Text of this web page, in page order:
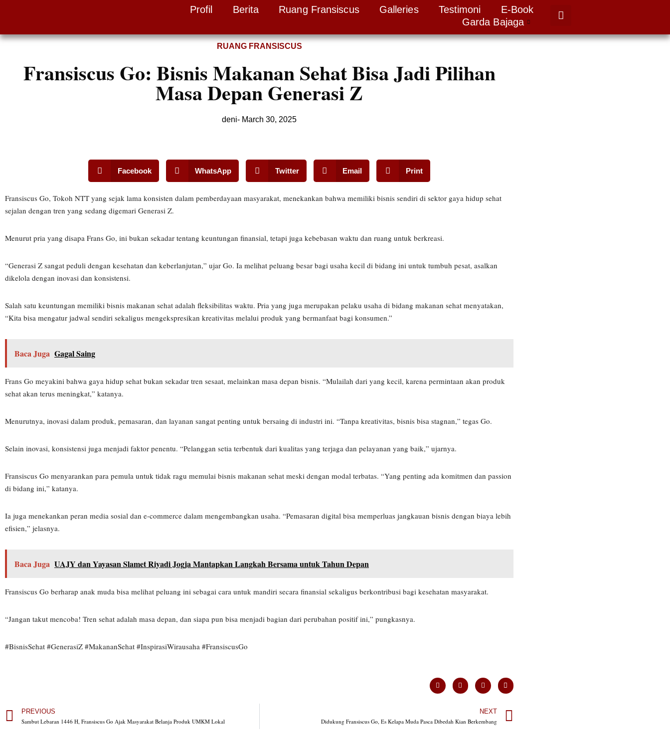
to
Profil Berita Ruang Fransiscus Galleries Testimoni
E-Book
Garda Bajaga
RUANG FRANSISCUS
Fransiscus Go: Bisnis Makanan Sehat Bisa Jadi Pilihan
Masa Depan Generasi Z
deni- March 30, 2025
Facebook WhatsApp Twitter Email Print
Fransiscus Go, Tokoh NTT yang sejak lama konsisten dalam pemberdayaan masyarakat, menekankan bahwa memiliki bisnis sendiri di sektor gaya hidup sehat
sejalan dengan tren yang sedang digemari Generasi Z.
Menurut pria yang disapa Frans Go, ini bukan sekadar tentang keuntungan finansial, tetapi juga kebebasan waktu dan ruang untuk berkreasi.
“Generasi Z sangat peduli dengan kesehatan dan keberlanjutan,” ujar Go. Ia melihat peluang besar bagi usaha kecil di bidang ini untuk tumbuh pesat, asalkan
dikelola dengan inovasi dan konsistensi.
Salah satu keuntungan memiliki bisnis makanan sehat adalah fleksibilitas waktu. Pria yang juga merupakan pelaku usaha di bidang makanan sehat menyatakan,
“Kita bisa mengatur jadwal sendiri sekaligus mengekspresikan kreativitas melalui produk yang bermanfaat bagi konsumen.”
Baca Juga Gagal Saing
Frans Go meyakini bahwa gaya hidup sehat bukan sekadar tren sesaat, melainkan masa depan bisnis. “Mulailah dari yang kecil, karena permintaan akan produk
sehat akan terus meningkat,” katanya.
Menurutnya, inovasi dalam produk, pemasaran, dan layanan sangat penting untuk bersaing di industri ini. “Tanpa kreativitas, bisnis bisa stagnan,” tegas Go.
Selain inovasi, konsistensi juga menjadi faktor penentu. “Pelanggan setia terbentuk dari kualitas yang terjaga dan pelayanan yang baik,” ujarnya.
Fransiscus Go menyarankan para pemula untuk tidak ragu memulai bisnis makanan sehat meski dengan modal terbatas. “Yang penting ada komitmen dan passion
di bidang ini,” katanya.
Ia juga menekankan peran media sosial dan e-commerce dalam mengembangkan usaha. “Pemasaran digital bisa memperluas jangkauan bisnis dengan biaya lebih
efisien,” jelasnya.
Baca Juga UAJY dan Yayasan Slamet Riyadi Jogja Mantapkan Langkah Bersama untuk Tahun Depan
Fransiscus Go berharap anak muda bisa melihat peluang ini sebagai cara untuk mandiri secara finansial sekaligus berkontribusi bagi kesehatan masyarakat.
“Jangan takut mencoba! Tren sehat adalah masa depan, dan siapa pun bisa menjadi bagian dari perubahan positif ini,” pungkasnya.
#BisnisSehat #GenerasiZ #MakananSehat #InspirasiWirausaha #FransiscusGo
PREVIOUS
Sambut Lebaran 1446 H, Fransiscus Go Ajak Masyarakat Belanja Produk UMKM Lokal
NEXT
Didukung Fransiscus Go, Es Kelapa Muda Pasca Dibedah Kian Berkembang